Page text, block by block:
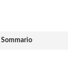
Sommario